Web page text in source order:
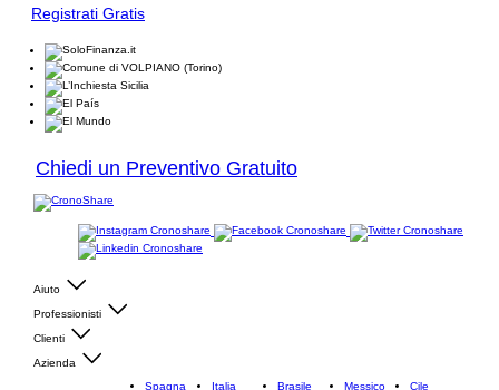
Registrati Gratis
Chiedi un Preventivo Gratuito
Aiuto
Professionisti
Clienti
Azienda
Spagna
Italia Brasile Messico Cile